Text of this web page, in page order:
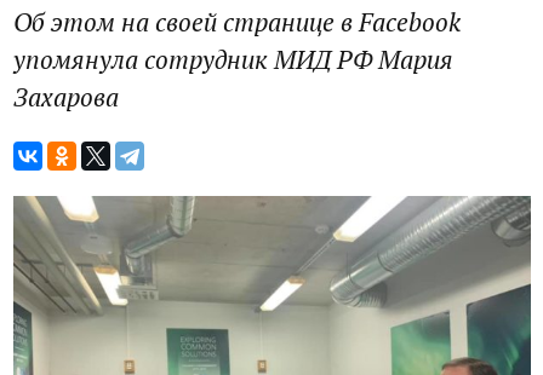
Об этом на своей странице в Facebook
упомянула сотрудник МИД РФ Мария
Захарова